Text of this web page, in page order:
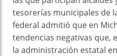
tesorerías municipales de
federal admitió que en
tendencias negativas que,
la administración estatal